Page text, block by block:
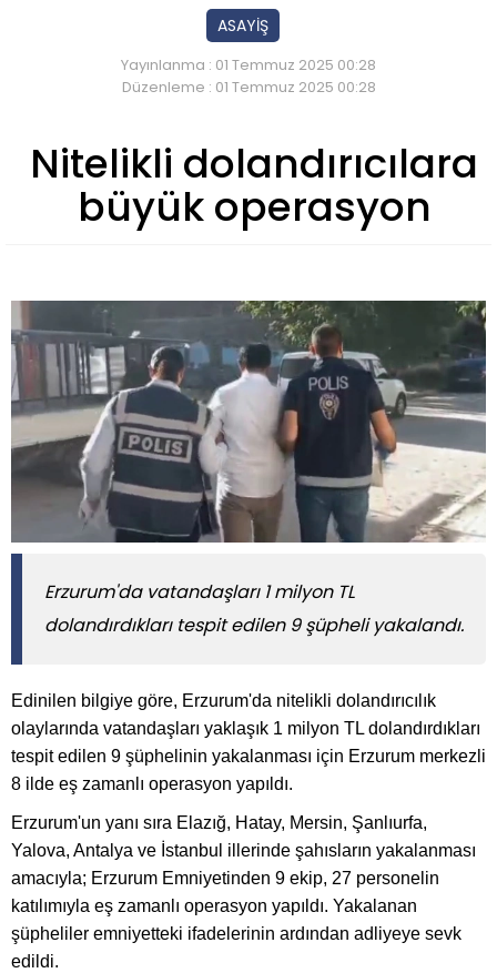
ASAYİŞ
Yayınlanma : 01 Temmuz 2025 00:28
Düzenleme : 01 Temmuz 2025 00:28
Nitelikli dolandırıcılara
büyük operasyon
​​​​​​​Erzurum'da vatandaşları 1 milyon TL
dolandırdıkları tespit edilen 9 şüpheli yakalandı.
Edinilen bilgiye göre, Erzurum'da nitelikli dolandırıcılık
olaylarında vatandaşları yaklaşık 1 milyon TL dolandırdıkları
tespit edilen 9 şüphelinin yakalanması için Erzurum merkezli
8 ilde eş zamanlı operasyon yapıldı.
Erzurum'un yanı sıra Elazığ, Hatay, Mersin, Şanlıurfa,
Yalova, Antalya ve İstanbul illerinde şahısların yakalanması
amacıyla; Erzurum Emniyetinden 9 ekip, 27 personelin
katılımıyla eş zamanlı operasyon yapıldı. Yakalanan
şüpheliler emniyetteki ifadelerinin ardından adliyeye sevk
edildi.